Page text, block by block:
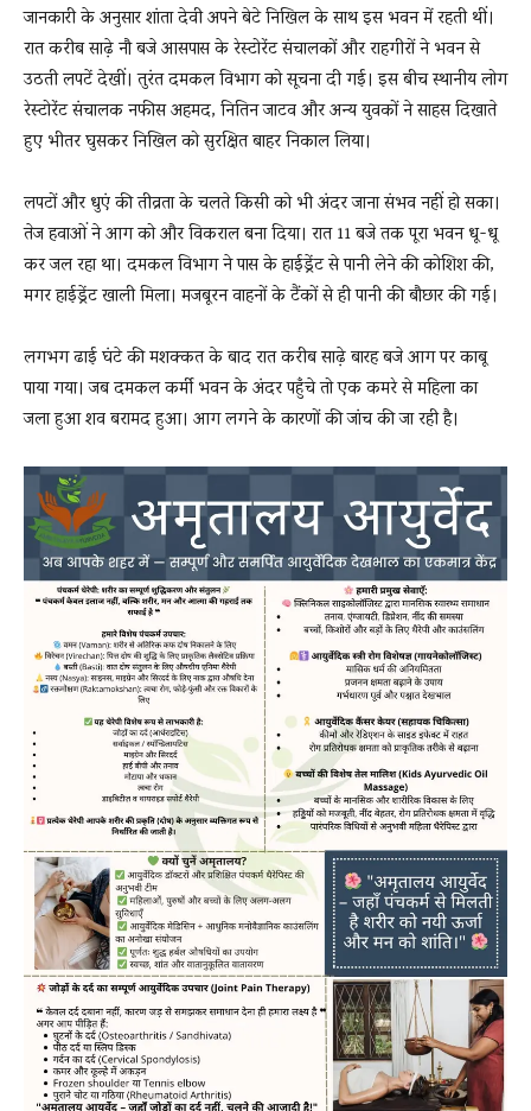
जानकारी के अनुसार शांता देवी अपने बेटे निखिल के साथ इस भवन में रहती थीं।
रात करीब साढ़े नौ बजे आसपास के रेस्टोरेंट संचालकों और राहगीरों ने भवन से
उठती लपटें देखीं। तुरंत दमकल विभाग को सूचना दी गई। इस बीच स्थानीय लोग
रेस्टोरेंट संचालक नफीस अहमद, नितिन जाटव और अन्य युवकों ने साहस दिखाते
हुए भीतर घुसकर निखिल को सुरक्षित बाहर निकाल लिया।
लपटों और धुएं की तीव्रता के चलते किसी को भी अंदर जाना संभव नहीं हो सका।
तेज हवाओं ने आग को और विकराल बना दिया। रात 11 बजे तक पूरा भवन धू-धू
कर जल रहा था। दमकल विभाग ने पास के हाईड्रेंट से पानी लेने की कोशिश की,
मगर हाईड्रेंट खाली मिला। मजबूरन वाहनों के टैंकों से ही पानी की बौछार की गई।
लगभग ढाई घंटे की मशक्कत के बाद रात करीब साढ़े बारह बजे आग पर काबू
पाया गया। जब दमकल कर्मी भवन के अंदर पहुँचे तो एक कमरे से महिला का
जला हुआ शव बरामद हुआ। आग लगने के कारणों की जांच की जा रही है।